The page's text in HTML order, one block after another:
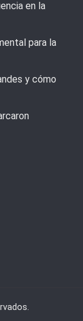
en la
para la
y cómo